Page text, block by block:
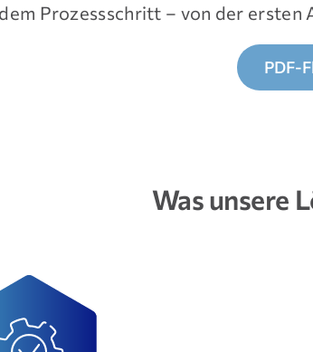
Prozessschritt – von der
PDF-
Was unsere